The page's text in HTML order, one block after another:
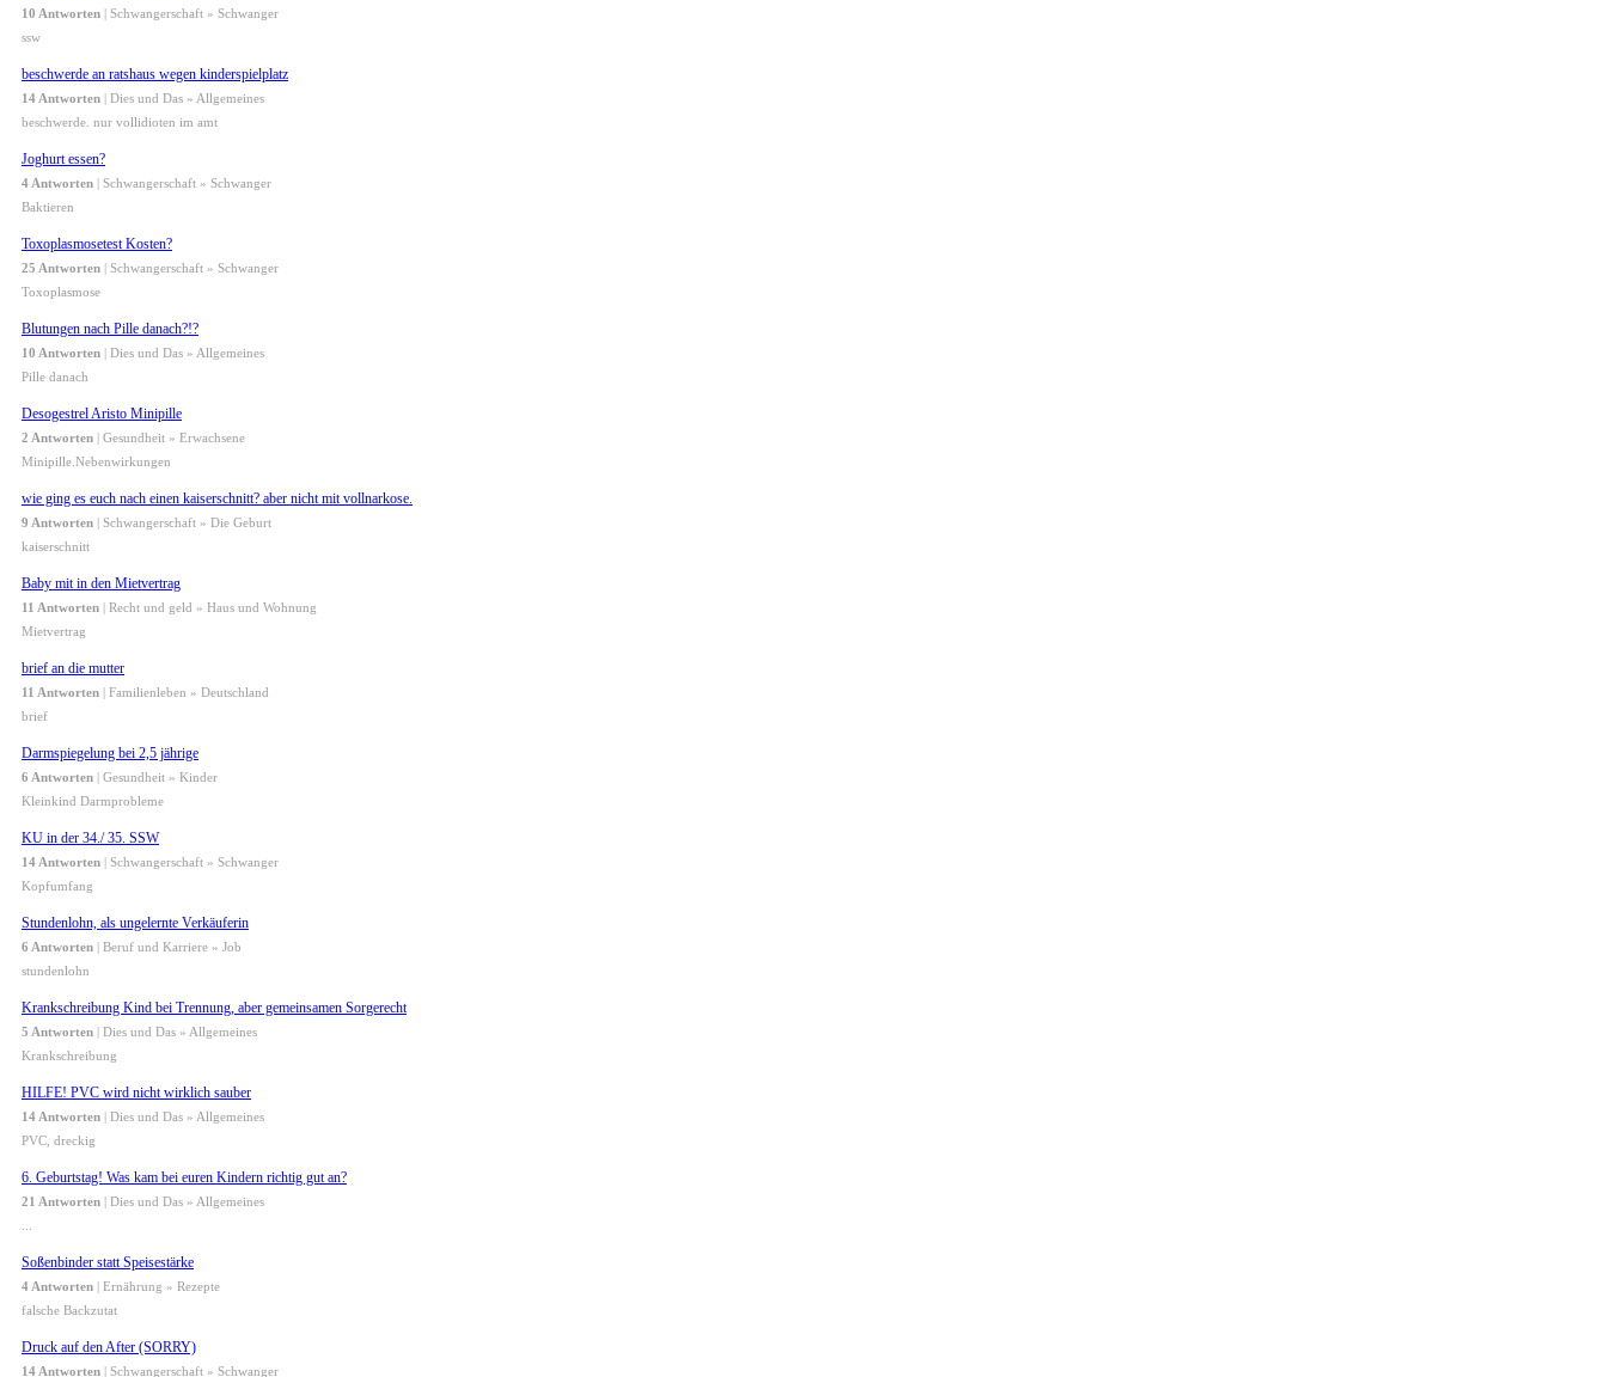
10 Antworten | Schwangerschaft » Schwanger
ssw
beschwerde an ratshaus wegen kinderspielplatz
14 Antworten | Dies und Das » Allgemeines
beschwerde. nur vollidioten im amt
Joghurt essen?
4 Antworten | Schwangerschaft » Schwanger
Baktieren
Toxoplasmosetest Kosten?
25 Antworten | Schwangerschaft » Schwanger
Toxoplasmose
Blutungen nach Pille danach?!?
10 Antworten | Dies und Das » Allgemeines
Pille danach
Desogestrel Aristo Minipille
2 Antworten | Gesundheit » Erwachsene
Minipille.Nebenwirkungen
wie ging es euch nach einen kaiserschnitt? aber nicht mit vollnarkose.
9 Antworten | Schwangerschaft » Die Geburt
kaiserschnitt
Baby mit in den Mietvertrag
11 Antworten | Recht und geld » Haus und Wohnung
Mietvertrag
brief an die mutter
11 Antworten | Familienleben » Deutschland
brief
Darmspiegelung bei 2,5 jährige
6 Antworten | Gesundheit » Kinder
Kleinkind Darmprobleme
KU in der 34./ 35. SSW
14 Antworten | Schwangerschaft » Schwanger
Kopfumfang
Stundenlohn, als ungelernte Verkäuferin
6 Antworten | Beruf und Karriere » Job
stundenlohn
Krankschreibung Kind bei Trennung, aber gemeinsamen Sorgerecht
5 Antworten | Dies und Das » Allgemeines
Krankschreibung
HILFE! PVC wird nicht wirklich sauber
14 Antworten | Dies und Das » Allgemeines
PVC, dreckig
6. Geburtstag! Was kam bei euren Kindern richtig gut an?
21 Antworten | Dies und Das » Allgemeines
...
Soßenbinder statt Speisestärke
4 Antworten | Ernährung » Rezepte
falsche Backzutat
Druck auf den After (SORRY)
14 Antworten | Schwangerschaft » Schwanger